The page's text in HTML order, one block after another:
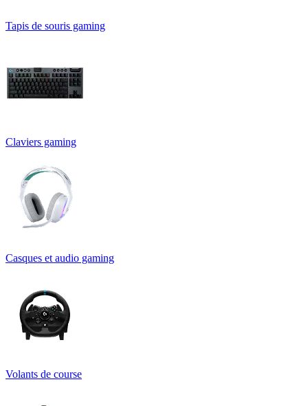
Tapis de souris gaming
Claviers gaming
Casques et audio gaming
Volants de course